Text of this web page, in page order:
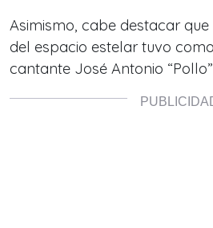
Asimismo, cabe destacar
del espacio estelar tuvo
cantante José Antonio